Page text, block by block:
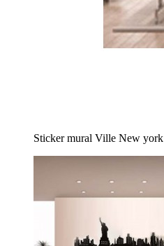
Sticker mural Ville New york